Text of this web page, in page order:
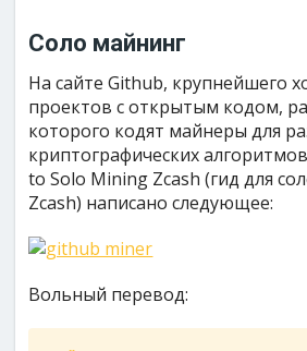
Соло майнинг
На сайте Github, крупнейшего
проектов с открытым кодом,
которого кодят майнеры для
криптографических
to Solo Mining Zcash (гид для
Zcash) написано следующее:
Вольный перевод: